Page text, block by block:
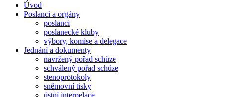
Úvod
Poslanci a orgány
poslanci
poslanecké kluby
výbory, komise a delegace
Jednání a dokumenty
navržený pořad schůze
schválený pořad schůze
stenoprotokoly
sněmovní tisky
ústní interpelace